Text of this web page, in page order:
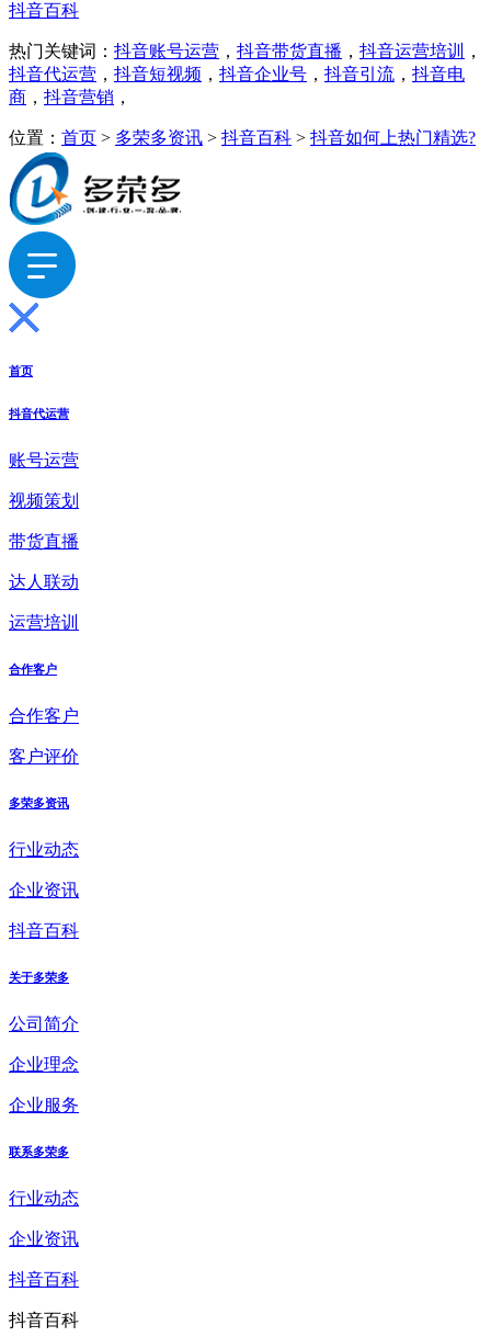
抖音百科
热门关键词： 抖音账号运营 ， 抖音带货直播 ， 抖音运营培训
，
抖音代运营 ， 抖音短视频 ， 抖音企业号 ， 抖音引流 ， 抖音电
商 ， 抖音营销 ，
位置： 首页 > 多荣多资讯 > 抖音百科 > 抖音如何上热门精选?
首页
抖音代运营
账号运营
视频策划
带货直播
达人联动
运营培训
合作客户
合作客户
客户评价
多荣多资讯
行业动态
企业资讯
抖音百科
关于多荣多
公司简介
企业理念
企业服务
联系多荣多
行业动态
企业资讯
抖音百科
抖音百科